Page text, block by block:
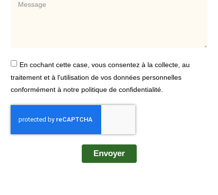
En cochant cette case, vous consentez à la collecte, au
traitement et à l'utilisation de vos données personnelles
conformément à notre politique de confidentialité.
Envoyer